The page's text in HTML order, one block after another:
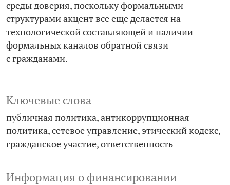
среды доверия, поскольку формальными
структурами акцент все еще делается на
технологической составляющей и наличии
формальных каналов обратной связи
с гражданами.
Ключевые слова
публичная политика антикоррупционная
политика сетевое управление этический кодекс
гражданское участие ответственность
Информация о финансировании